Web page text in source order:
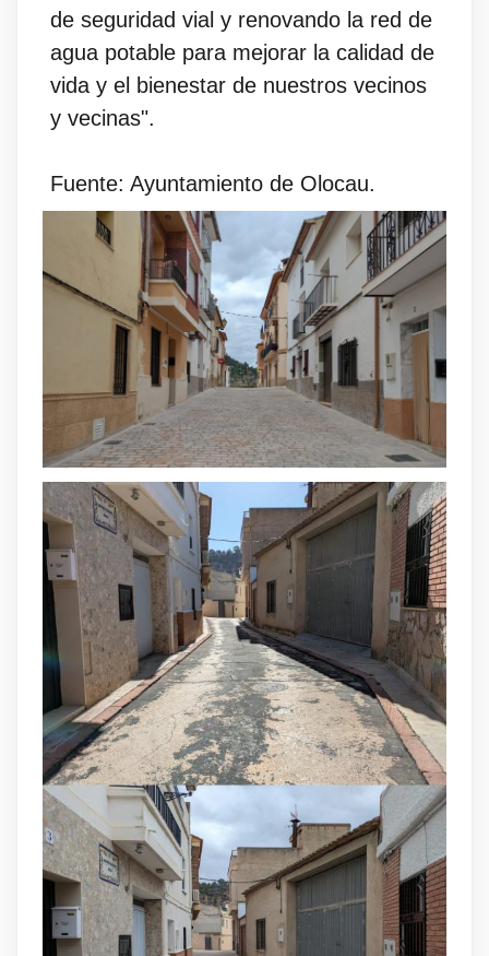
de seguridad vial y renovando la red de
agua potable para mejorar la calidad de
vida y el bienestar de nuestros vecinos
y vecinas".
Fuente: Ayuntamiento de Olocau.